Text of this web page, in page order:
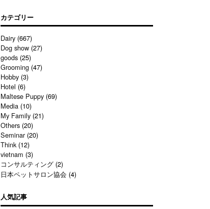
カテゴリー
Dairy (667)
Dog show (27)
goods (25)
Grooming (47)
Hobby (3)
Hotel (6)
Maltese Puppy (69)
Media (10)
My Family (21)
Others (20)
Seminar(20)
Think(12)
vietnam (3)
コンサルティング (2)
日本ペットサロン協会 (4)
人気記事